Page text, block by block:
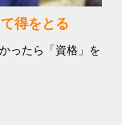
得をとる
ったら「資格」を